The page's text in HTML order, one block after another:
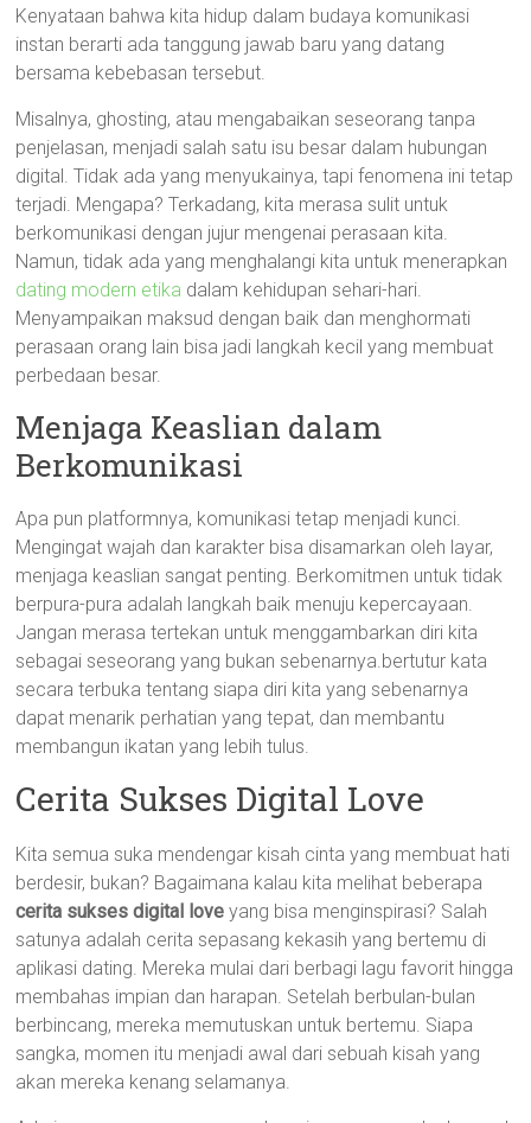
Kenyataan bahwa kita hidup dalam budaya komunikasi
instan berarti ada tanggung jawab baru yang datang
bersama kebebasan tersebut.
Misalnya, ghosting, atau mengabaikan seseorang tanpa
penjelasan, menjadi salah satu isu besar dalam hubungan
digital. Tidak ada yang menyukainya, tapi fenomena ini tetap
terjadi. Mengapa? Terkadang, kita merasa sulit untuk
berkomunikasi dengan jujur mengenai perasaan kita.
Namun, tidak ada yang menghalangi kita untuk menerapkan
dating modern etika dalam kehidupan sehari-hari.
Menyampaikan maksud dengan baik dan menghormati
perasaan orang lain bisa jadi langkah kecil yang membuat
perbedaan besar.
Menjaga Keaslian dalam
Berkomunikasi
Apa pun platformnya, komunikasi tetap menjadi kunci.
Mengingat wajah dan karakter bisa disamarkan oleh layar,
menjaga keaslian sangat penting. Berkomitmen untuk tidak
berpura-pura adalah langkah baik menuju kepercayaan.
Jangan merasa tertekan untuk menggambarkan diri kita
sebagai seseorang yang bukan sebenarnya.bertutur kata
secara terbuka tentang siapa diri kita yang sebenarnya
dapat menarik perhatian yang tepat, dan membantu
membangun ikatan yang lebih tulus.
Cerita Sukses Digital Love
Kita semua suka mendengar kisah cinta yang membuat hati
berdesir, bukan? Bagaimana kalau kita melihat beberapa
cerita sukses digital love yang bisa menginspirasi? Salah
satunya adalah cerita sepasang kekasih yang bertemu di
aplikasi dating. Mereka mulai dari berbagi lagu favorit hingga
membahas impian dan harapan. Setelah berbulan-bulan
berbincang, mereka memutuskan untuk bertemu. Siapa
sangka, momen itu menjadi awal dari sebuah kisah yang
akan mereka kenang selamanya.